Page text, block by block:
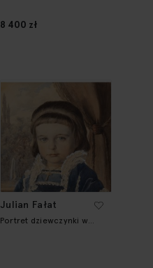
8 400 zł
Julian Fałat
Portret dziewczynki w